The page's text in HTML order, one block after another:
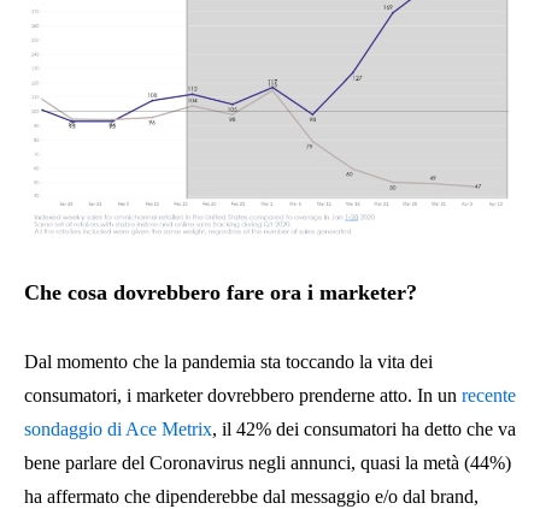
Che cosa dovrebbero fare ora i marketer?
Dal momento che la pandemia sta toccando la vita dei
consumatori, i marketer dovrebbero prenderne atto. In un recente
sondaggio di Ace Metrix, il 42% dei consumatori ha detto che va
bene parlare del Coronavirus negli annunci, quasi la metà (44%)
ha affermato che dipenderebbe dal messaggio e/o dal brand,